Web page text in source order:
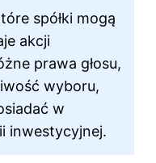
spółki mogą
akcji
prawa głosu,
wyboru,
w
inwestycyjnej.